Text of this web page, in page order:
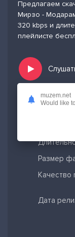
Предлагаем
Мирзо -
320 kbps и
плейлисте
Размер
Качество
Дата
muzem.net
Would like